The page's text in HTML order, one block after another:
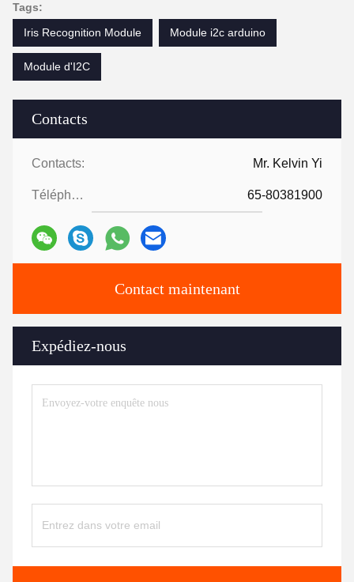
Contacts
Contacts: Mr. Kelvin Yi
Téléphone: 65-80381900
Contact maintenant
Expédiez-nous
Tags:
Iris Recognition Module
Module i2c arduino
Module d'I2C